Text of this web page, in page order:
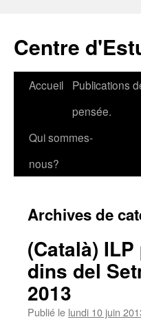
contenu
Centre
Accueil
Publications
pensée.
Qui sommes-
nous?
Archives de
(Català)
dins del
2013
Publié le lundi 10 juin